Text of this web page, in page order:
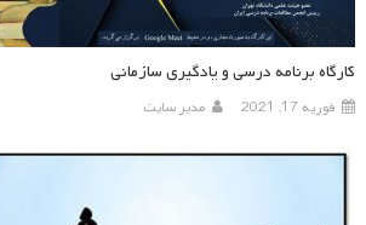
کارگاه برنامه درسی و یادگیری سازمانی
فوریه 17, 2021 مدیر سایت